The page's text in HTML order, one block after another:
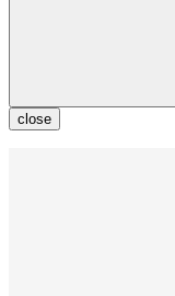
close